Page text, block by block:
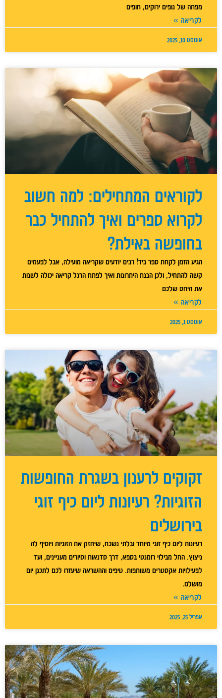
מפתה של נופים ירוקים, חופים
לקריאה »
אוגוסט 10, 2025
לקוראים המתחילים: למה חשוב
לקרוא ספרים ואיך להתחיל כבר
בחופשה באילת?
הגיע הזמן לקחת ספר ביד! רבים יודעים שקריאה מועילה, אבל לפעמים
קשה להתחיל, ולכן הבנת היתרונות ואיך לפתח הרגל קריאה יכולה לשנות
את היחס שלכם
לקריאה »
אוגוסט 1, 2025
זקוקים לרענון בשגרת החופשות
הזוגיות? רעיונות ליום כיף זוגי
בירושלים
רעיונות ליום כיף זוגי מיוחד ובלתי נשכח, שיחזק את הזוגיות ויוסיף לה
ניצוץ. החל מבילוי רומנטי בספא, דרך סדנאות וסיורים מעניינים, ועד
לפעילויות אקסטרים משותפות. טיפים וההשראה שיעזרו לכם לתכנן יום
מושלם.
לקריאה »
אפריל 25, 2025